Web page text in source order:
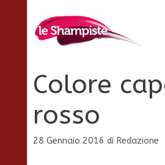
contenuto
Colore
rosso
28 Gennaio 2016 di Redazione